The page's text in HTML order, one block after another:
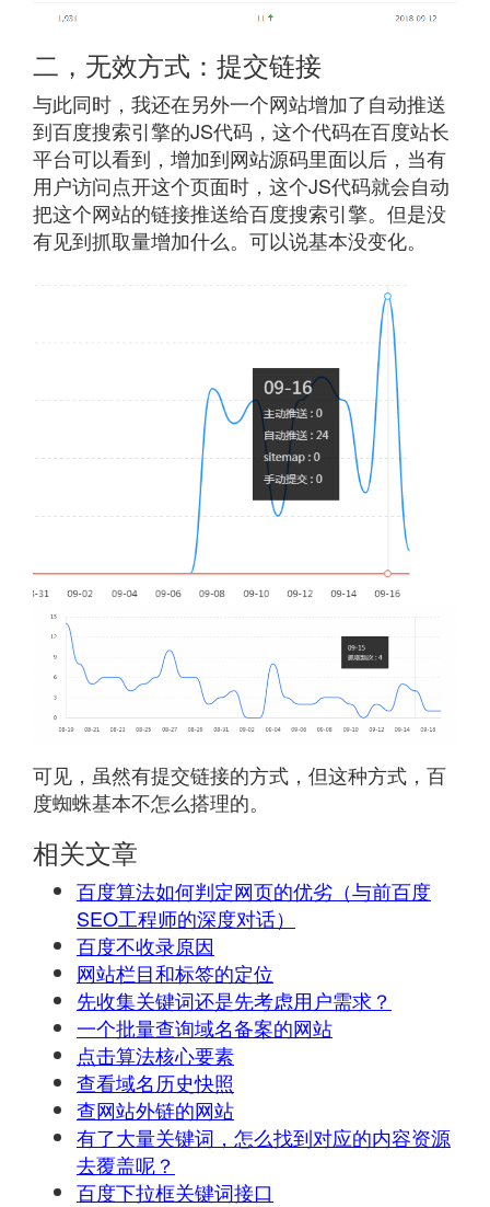
二，无效方式：提交链接
与此同时，我还在另外一个网站增加了自动推送
到百度搜索引擎的JS代码，这个代码在百度站长
平台可以看到，增加到网站源码里面以后，当有
用户访问点开这个页面时，这个JS代码就会自动
把这个网站的链接推送给百度搜索引擎。但是没
有见到抓取量增加什么。可以说基本没变化。
可见，虽然有提交链接的方式，但这种方式，百
度蜘蛛基本不怎么搭理的。
相关文章
百度算法如何判定网页的优劣（与前百度
SEO工程师的深度对话）
百度不收录原因
网站栏目和标签的定位
先收集关键词还是先考虑用户需求？
一个批量查询域名备案的网站
点击算法核心要素
查看域名历史快照
查网站外链的网站
有了大量关键词，怎么找到对应的内容资源
去覆盖呢？
百度下拉框关键词接口